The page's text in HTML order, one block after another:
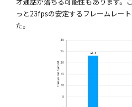
っと23fpsの安定するフレームレー
た。